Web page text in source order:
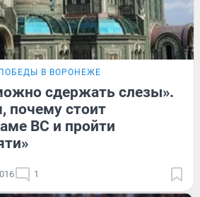
В ВОРОНЕЖЕ
сдержать слезы».
почему стоит
ВС и пройти
1